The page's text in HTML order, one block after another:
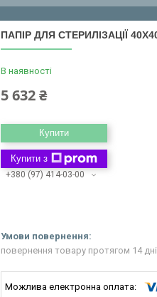
ПАПІР ДЛЯ СТЕРИЛІЗАЦІЇ
В наявності
5 632 ₴
Купити
Купити з
+380 (97) 414-03-00
повернення товару протягом 14